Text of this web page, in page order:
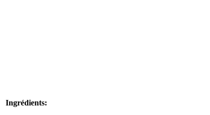
Ingrédients: